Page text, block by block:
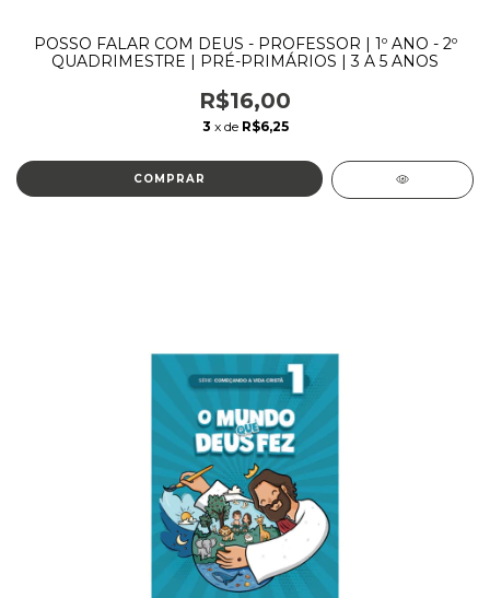
POSSO FALAR COM DEUS - PROFESSOR | 1º ANO - 2º
QUADRIMESTRE | PRÉ-PRIMÁRIOS | 3 A 5 ANOS
R$16,00
3 x de R$6,25